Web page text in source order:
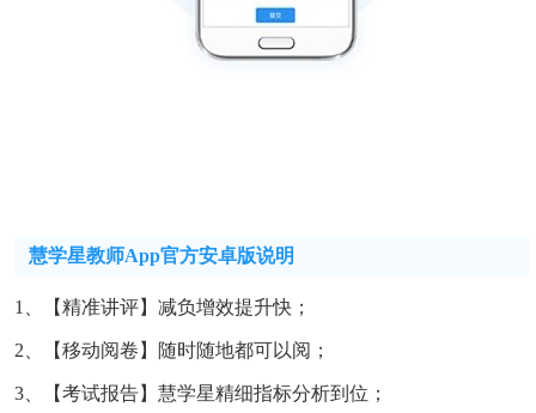
慧学星教师app官方安卓版说明
1、【精准讲评】减负增效提升快；
2、【移动阅卷】随时随地都可以阅；
3、【考试报告】慧学星精细指标分析到位；